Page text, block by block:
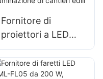
Fornitore di
proiettori a LED
KML-FL05 da 100
W per facciate di
edifici e